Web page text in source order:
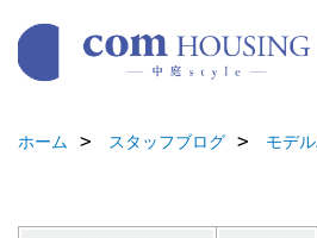
ホーム スタッフブログ モデ